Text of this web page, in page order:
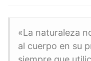
«La naturaleza
al cuerpo en su